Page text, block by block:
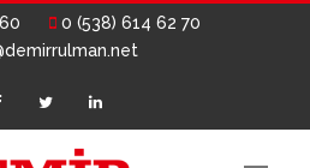
0 (538) 614 62 70